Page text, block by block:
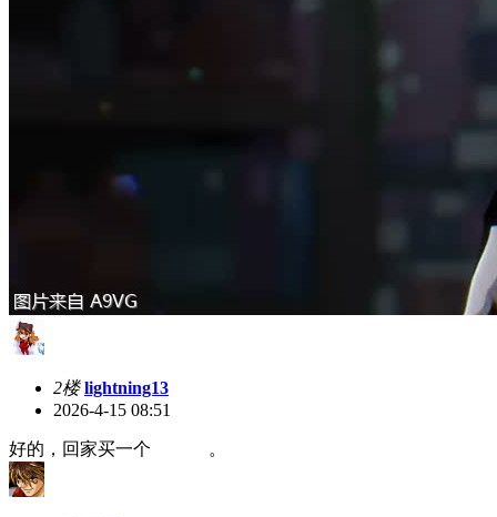
2楼 lightning13
2026-4-15 08:51
好的，回家买一个 。